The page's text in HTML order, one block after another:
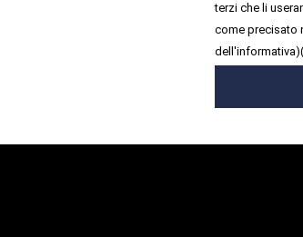
terzi che li
come precisato